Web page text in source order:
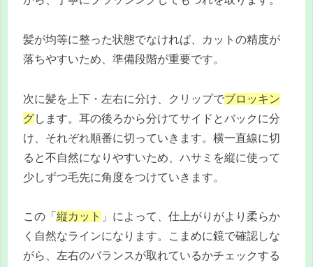
髪が均等に整った状態でなければ、カットの精度が
落ちやすいため、準備段階が重要です。
次に髪を上下・左右に分け、クリップでブロッキン
グします。耳の後ろから分けてサイドとバックに分
け、それぞれ順番に切っていきます。横一直線に切
ると不自然になりやすいため、ハサミを縦に使って
少しずつ毛先に角度をつけていきます。
この「 縦カット 」によって、仕上がりがより柔らか
く自然なラインになります。こまめに鏡で確認しな
がら、左右のバランスが取れているかチェックする